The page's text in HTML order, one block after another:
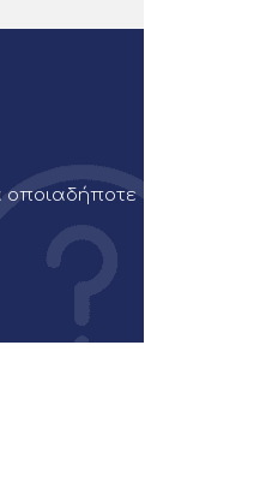
οποιαδήποτε